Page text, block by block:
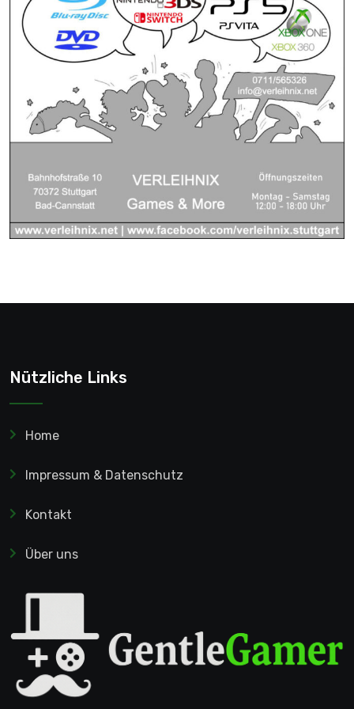
Nützliche Links
Home
Impressum & Datenschutz
Kontakt
Über uns